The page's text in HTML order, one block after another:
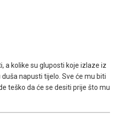
a kolike su gluposti koje izlaze iz
napusti tijelo. Sve će mu biti
teško da će se desiti prije što mu